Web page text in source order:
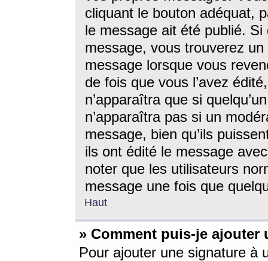
cliquant le bouton adéquat,
le message ait été publié. Si
message, vous trouverez
message lorsque vous
de fois que vous l’avez
n’apparaîtra que si
n’apparaîtra pas si un
message, bien qu’ils
ils ont édité le message
noter que les utilisateurs
message une fois que
Haut
» Comment puis-je ajouter
Pour ajouter une signature à